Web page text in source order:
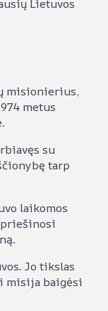
Lietuvos
misionierius,
metus
su
tarp
laikomos
priešinosi
Jo tikslas
misija baigėsi